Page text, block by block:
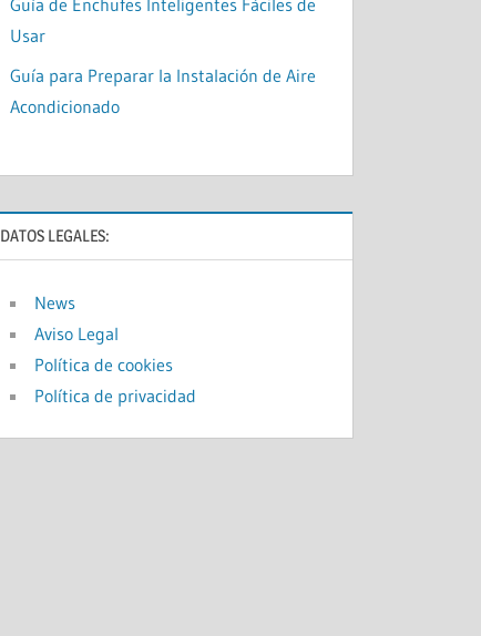
Usar
Guía para Preparar la Instalación de Aire
Acondicionado
DATOS LEGALES:
News
Aviso Legal
Política de cookies
Política de privacidad